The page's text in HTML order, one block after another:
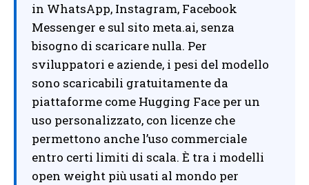
in WhatsApp, Instagram, Facebook
Messenger e sul sito meta.ai, senza
bisogno di scaricare nulla. Per
sviluppatori e aziende, i pesi del modello
sono scaricabili gratuitamente da
piattaforme come Hugging Face per un
uso personalizzato, con licenze che
permettono anche l’uso commerciale
entro certi limiti di scala. È tra i modelli
open weight più usati al mondo per